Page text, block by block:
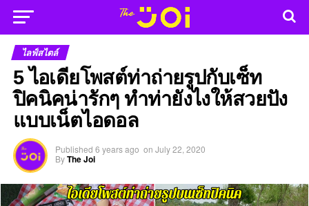
ไลฟ์สไตล์
5 ไอเดียโพสต์ท่าถ่ายรูปกับเซ็ท
ปิคนิคน่ารักๆ ทำท่ายังไงให้สวยปัง
แบบเน็ตไอดอล
Published 6 years ago on July 22, 2020
ByThe Joi